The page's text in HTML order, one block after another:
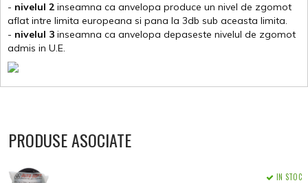
- nivelul 2 inseamna ca anvelopa produce un nivel de zgomot
aflat intre limita europeana si pana la 3db sub aceasta limita.
- nivelul 3 inseamna ca anvelopa depaseste nivelul de zgomot
admis in U.E.
PRODUSE ASOCIATE
IN STOC